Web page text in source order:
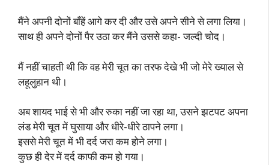
मैंने अपनी दोनों बाँहें आगे कर दी और उसे अपने सीने से लगा लिया।
साथ ही अपने दोनों पैर उठा कर मैंने उससे कहा- जल्दी चोद।
मैं नहीं चाहती थी कि वह मेरी चूत का तरफ देखे भी जो मेरे ख्याल से
लहूलुहान थी।
अब शायद भाई से भी और रुका नहीं जा रहा था, उसने झटपट अपना
लंड मेरी चूत में घुसाया और धीरे-धीरे ठापने लगा।
इससे मेरी चूत में भी दर्द जरा कम होने लगा।
कुछ ही देर में दर्द काफी कम हो गया।